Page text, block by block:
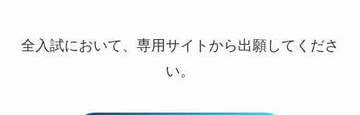
全入試において、専用サイトから出願してくださ
い。